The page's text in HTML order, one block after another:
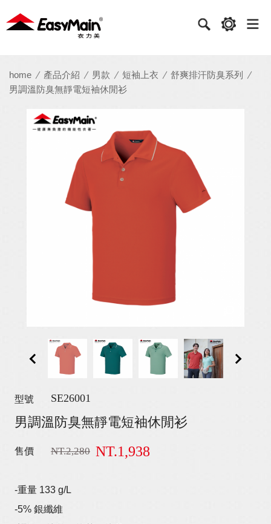
衣
力
實home 產品介紹 男款 短袖上衣
舒爽排汗防臭系列
男調溫防臭無靜電短袖休閒衫
型號 SE26001
男調溫防臭無靜電短袖休閒衫
售價 NT.2,280 NT.1,938
-重量 133 g/L
-5% 銀纖維